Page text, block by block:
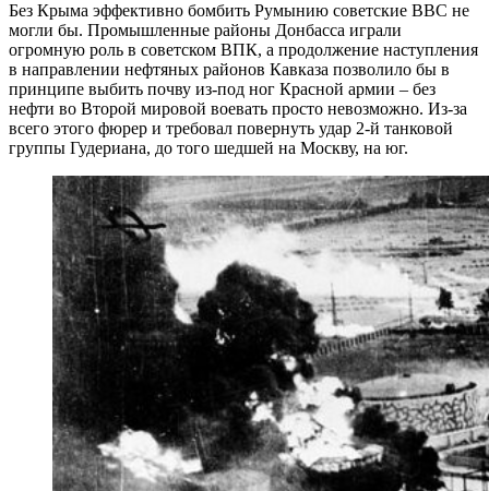
Без Крыма эффективно бомбить Румынию советские ВВС не
могли бы. Промышленные районы Донбасса играли
огромную роль в советском ВПК, а продолжение наступления
в направлении нефтяных районов Кавказа позволило бы в
принципе выбить почву из-под ног Красной армии – без
нефти во Второй мировой воевать просто невозможно. Из-за
всего этого фюрер и требовал повернуть удар 2-й танковой
группы Гудериана, до того шедшей на Москву, на юг.